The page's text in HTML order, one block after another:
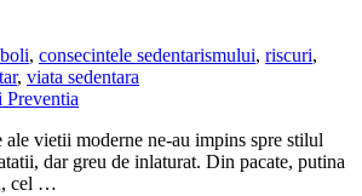
boli, consecintele sedentarismului, riscuri,
, viata sedentara
Preventia
vietii moderne ne-au impins spre stilul
dar greu de inlaturat. Din pacate, putina
cel …